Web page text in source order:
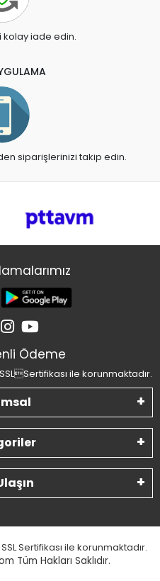
kolay iade edin.
siparişlerinizi takip edin.
Ödeme
ile korunmaktadır.
Sertifikası ile korunmaktadır.
Tüm Hakları Saklıdır.